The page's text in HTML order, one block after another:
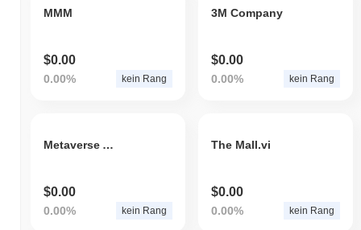
MMM
$0.00
0.00% kein Rang
3M Company
$0.00
0.00% kein Rang
Metaverse Arena Token
$0.00
0.00% kein Rang
The Mall.vi
$0.00
0.00% kein Rang